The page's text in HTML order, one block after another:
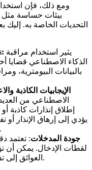
ومع ذلك، فإن
بيئات حساسة مثل
التحديات الخاصة به.
الذكاء الاصطناعي قضايا
بالبيانات البيومترية،
الإيجابيات الكاذبة
الاصطناعي من العديد
إطلاق إنذارات
يؤدي إلى إرهاق الإنذار أو
يعتمدون بشكل مفرط على الأتمتة.
جودة المدخلات: تعتمد
لقطات الإدخال. يمكن أن
العوائق إلى تفويت أحداث أو وقوع إنذارات كاذبة.